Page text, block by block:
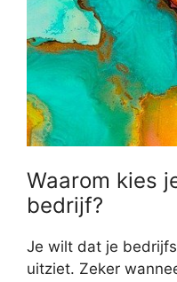
Waarom kies
bedrijf?
Je wilt dat je
uitziet. Zeker